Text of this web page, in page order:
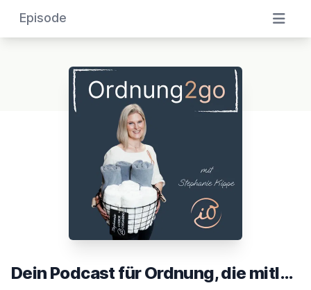
Episode
Dein Podcast für Ordnung, die mitläuft